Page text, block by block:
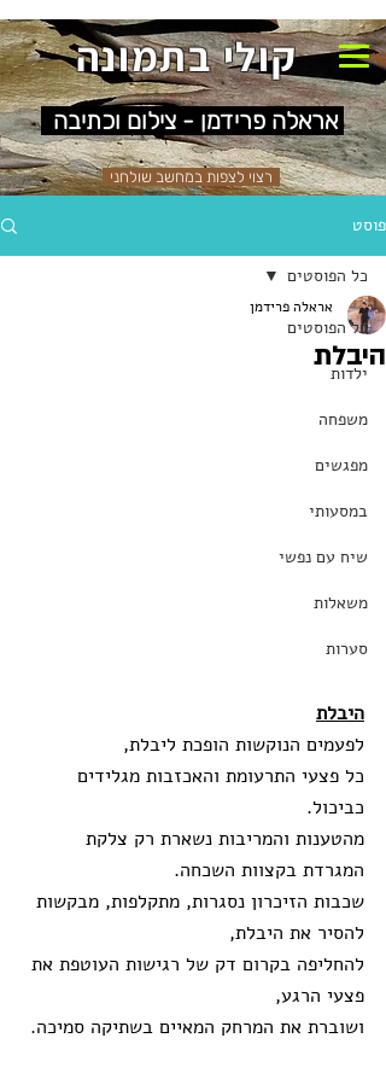
קולי בתמונה
אראלה פרידמן - צילום וכתיבה
רצוי לצפות במחשב שולחני
פוסט
כל הפוסטים
ילדות
משפחה
מפגשים
במסעותי
שיח עם נפשי
משאלות
סערות
כל הפוסטים
היבלת
אראלה פרידמן
היבלת
לפעמים הנוקשות הופכת ליבלת,
כל פצעי התרעומת והאכזבות מגלידים
כביכול.
מהטענות והמריבות נשארת רק צלקת
המגרדת בקצוות השכחה.
שכבות הזיכרון נסגרות, מתקלפות, מבקשות
להסיר את היבלת,
להחליפה בקרום דק של רגישות העוטפת את
פצעי הרגע,
ושוברת את המרחק המאיים בשתיקה סמיכה.